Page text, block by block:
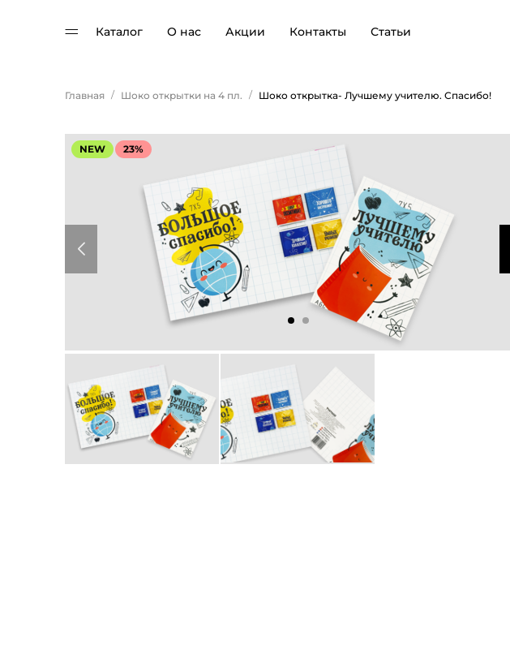
Каталог О нас Акции Контакты Статьи
Главная / Шоко открытки на 4 пл. / Шоко открытка- Лучшему учителю. Спасибо!
NEW 23%